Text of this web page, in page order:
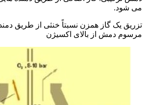
می شود.
تزریق یک گاز همزن نسبتاً خنثی از طریق
مرسوم دمش از بالای اکسیژن